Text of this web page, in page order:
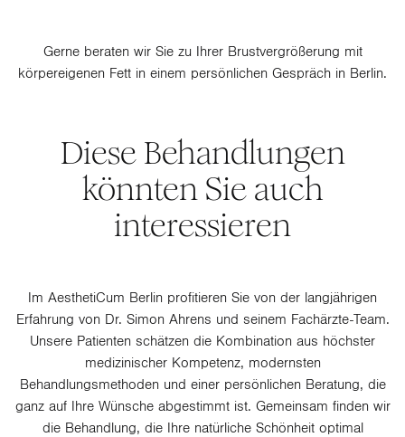
Gerne beraten wir Sie zu Ihrer Brustvergrößerung mit
körpereigenen Fett in einem persönlichen Gespräch in Berlin.
Diese Behandlungen
könnten Sie auch
interessieren
Im AesthetiCum Berlin profitieren Sie von der langjährigen
Erfahrung von Dr. Simon Ahrens und seinem Fachärzte-Team.
Unsere Patienten schätzen die Kombination aus höchster
medizinischer Kompetenz, modernsten
Behandlungsmethoden und einer persönlichen Beratung, die
ganz auf Ihre Wünsche abgestimmt ist. Gemeinsam finden wir
die Behandlung, die Ihre natürliche Schönheit optimal